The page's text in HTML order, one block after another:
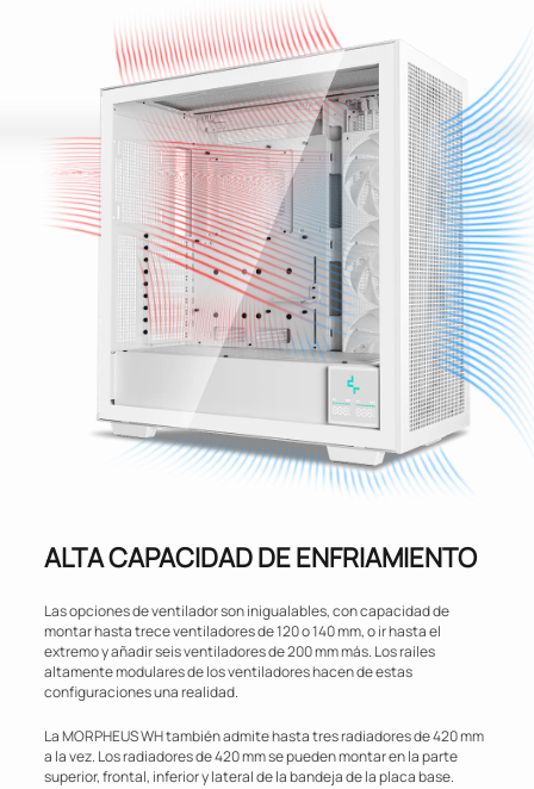
ALTA CAPACIDAD DE ENFRIAMIENTO
Las opciones de ventilador son inigualables, con capacidad de
montar hasta trece ventiladores de 120 o 140 mm, o ir hasta el
extremo y añadir seis ventiladores de 200 mm más. Los raíles
altamente modulares de los ventiladores hacen de estas
configuraciones una realidad.
La MORPHEUS WH también admite hasta tres radiadores de 420 mm
a la vez. Los radiadores de 420 mm se pueden montar en la parte
superior, frontal, inferior y lateral de la bandeja de la placa base.